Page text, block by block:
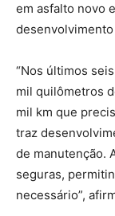
em asfalto novo
“Nos últimos
mil quilômetros
mil km que
traz
de manutenção.
seguras,
necessário”,